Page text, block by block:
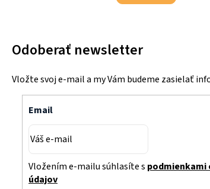
Odoberať newsletter
Vložte svoj e-mail a my Vám budeme zasielať
Email
Vložením e-mailu súhlasíte s podmienkami
údajov